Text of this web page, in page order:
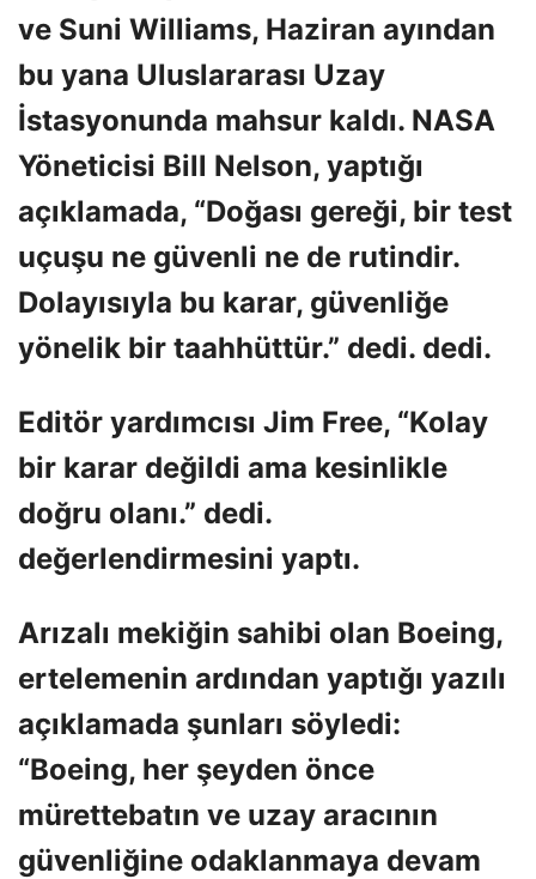
ve Suni Williams, Haziran ayından
bu yana Uluslararası Uzay
İstasyonunda mahsur kaldı. NASA
Yöneticisi Bill Nelson, yaptığı
açıklamada, “Doğası gereği, bir test
uçuşu ne güvenli ne de rutindir.
Dolayısıyla bu karar, güvenliğe
yönelik bir taahhüttür.” dedi. dedi.
Editör yardımcısı Jim Free, “Kolay
bir karar değildi ama kesinlikle
doğru olanı.” dedi.
değerlendirmesini yaptı.
Arızalı mekiğin sahibi olan Boeing,
ertelemenin ardından yaptığı yazılı
açıklamada şunları söyledi:
“Boeing, her şeyden önce
mürettebatın ve uzay aracının
güvenliğine odaklanmaya devam